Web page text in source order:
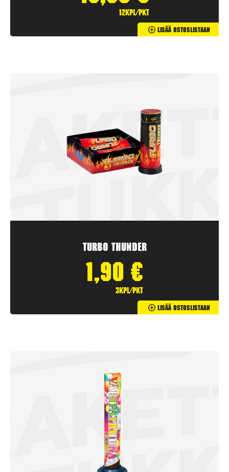
12kpl/pkt
Lisää Ostoslistaan
Turbo Thunder
1,90 €
3kpl/pkt
Lisää Ostoslistaan